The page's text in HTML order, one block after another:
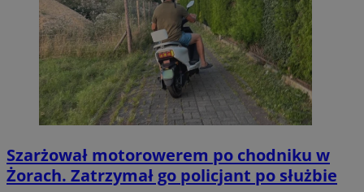
Szarżował motorowerem po chodniku w
Żorach. Zatrzymał go policjant po służbie